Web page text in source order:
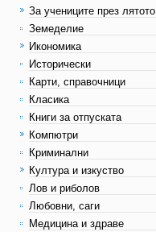
За учениците през лятото
Земеделие
Икономика
Исторически
Карти, справочници
Класика
Книги за отпуската
Компютри
Криминални
Култура и изкуство
Лов и риболов
Любовни, саги
Медицина и здраве